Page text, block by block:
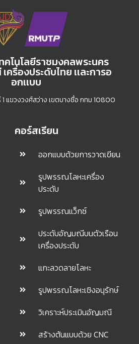
คโนโลยีราชมงคลพระนคร
รื่องประดับไทย เเละการอ
อกเเบบ
1 แขวงวงศ์สว่าง เขตบางซื่อ กทม 10800
คอร์สเรียน
ออกแบบด้วยการวาดเขียน
รูปพรรณโลหะเครื่อง
ประดับ
รูปพรรณแว็กซ์
ประดับอัญมณีบนตัวเรือน
เครื่องประดับ
แกะลวดลายโลหะ
รูปพรรณโลหะเชิงอนุรักษ์
วิเคราะห์ประเมินอัญมณี
สร้างต้นแบบด้วย CNC